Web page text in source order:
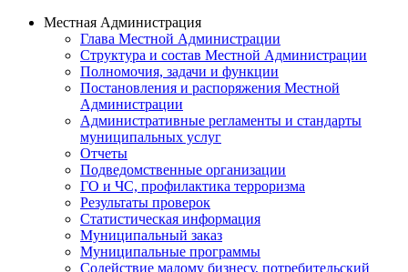
Местная Администрация
Глава Местной Администрации
Структура и состав Местной Администрации
Полномочия, задачи и функции
Постановления и распоряжения Местной
Администрации
Административные регламенты и стандарты
муниципальных услуг
Отчеты
Подведомственные организации
ГО и ЧС, профилактика терроризма
Результаты проверок
Статистическая информация
Муниципальный заказ
Муниципальные программы
Содействие малому бизнесу, потребительский